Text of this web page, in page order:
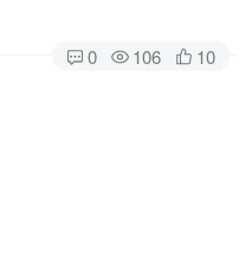
0 106 10